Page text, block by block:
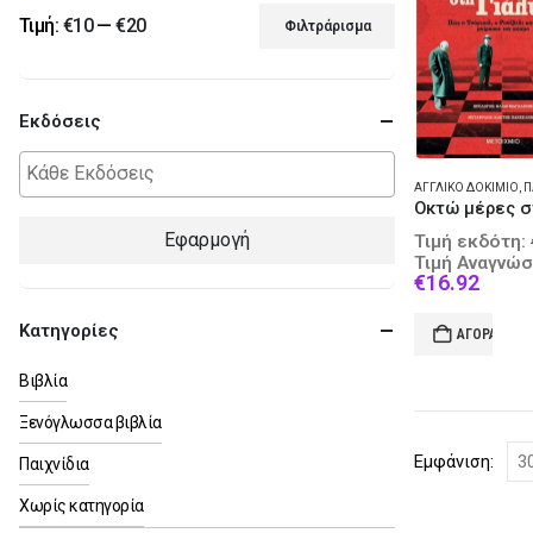
ΑΓΓΛΙΚΌ ΔΟΚΊΜΙΟ,
Τιμή εκδότη:
Τιμή
€16.92
is:
ΑΓΟΡΆ
Εμφάνιση:
Ελάχιστη
τιμή
Μέγιστη
τιμή
Φιλτράρισμα
Τιμή: €10—€20
Εκδόσεις
Εφαρμογή
Κατηγορίες
Βιβλία
Ξενόγλωσσα βιβλία
Παιχνίδια
Χωρίς κατηγορία